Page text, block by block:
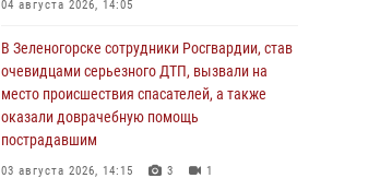
04 августа 2026, 14:05
В Зеленогорске сотрудники Росгвардии, став
очевидцами серьезного ДТП, вызвали на
место происшествия спасателей, а также
оказали доврачебную помощь
пострадавшим
03 августа 2026, 14:15 3 1